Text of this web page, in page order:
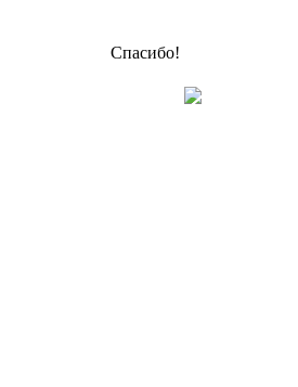
Спасибо!